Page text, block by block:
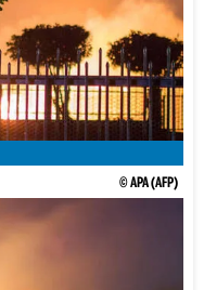
© APA (AFP)